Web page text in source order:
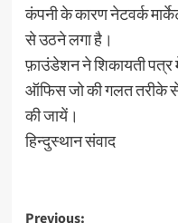
कंपनी के कारण नेटवर्क
से उठने लगा है।
फ़ाउंडेशन ने शिकायती पत्र
ऑफिस जो की गलत तरीके से
की जायें।
हिन्दुस्थान संवाद
Previous: